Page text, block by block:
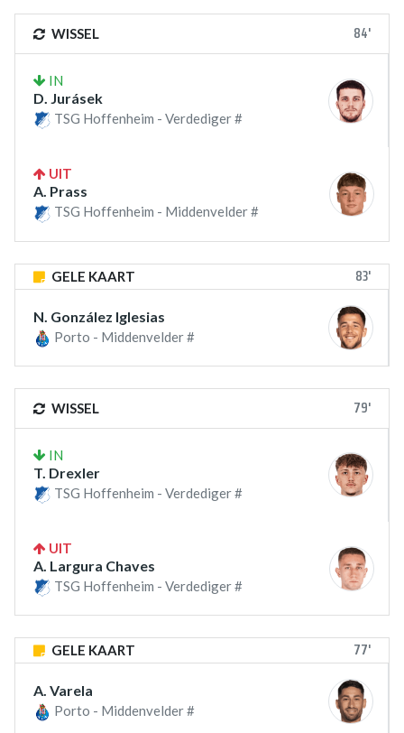
WISSEL 84'
IN
D. Jurásek
TSG Hoffenheim - Verdediger #
UIT
A. Prass
TSG Hoffenheim - Middenvelder #
GELE KAART 83'
N. González Iglesias
Porto - Middenvelder #
WISSEL 79'
IN
T. Drexler
TSG Hoffenheim - Verdediger #
UIT
A. Largura Chaves
TSG Hoffenheim - Verdediger #
GELE KAART 77'
A. Varela
Porto - Middenvelder #